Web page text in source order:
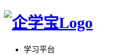
学习平台